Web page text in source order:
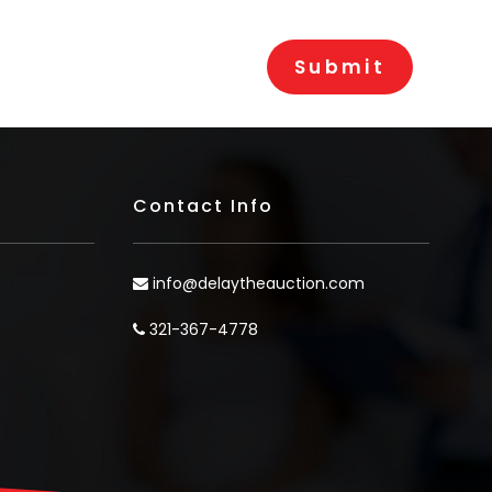
Contact Info
info@delaytheauction.com
321-367-4778